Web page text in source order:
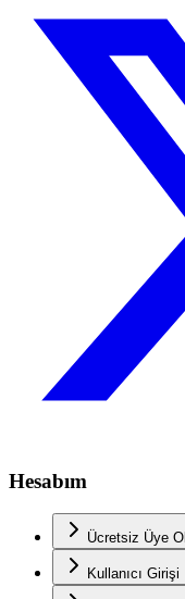
Hesabım
Ücretsiz Üye Ol
Kullanıcı Girişi